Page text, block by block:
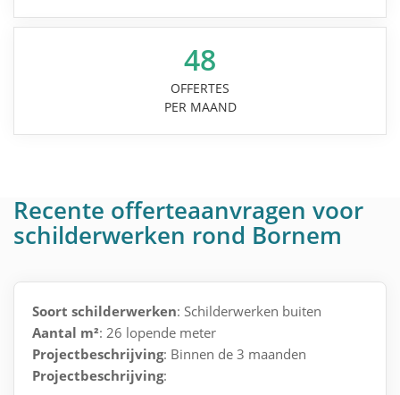
48
OFFERTES
PER MAAND
Recente offerteaanvragen voor
schilderwerken rond Bornem
Soort schilderwerken: Schilderwerken buiten
Aantal m²: 26 lopende meter
Projectbeschrijving: Binnen de 3 maanden
Projectbeschrijving: